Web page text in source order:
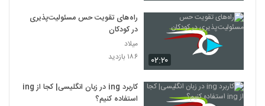
۰۲:۲۰
راه‌های تقویت حس مسئولیت‌پذیری
در کودکان
میلاد
۱۸۶ بازدید
کاربرد ing در زبان انگلیسی| کجا از ing
استفاده کنیم؟